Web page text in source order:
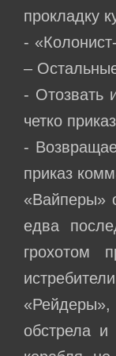
прокладку
-
–
- Отозвать
четко
-
приказ
«Вайперы»
едва
грохотом
«Рейдеры»,
обстрела и